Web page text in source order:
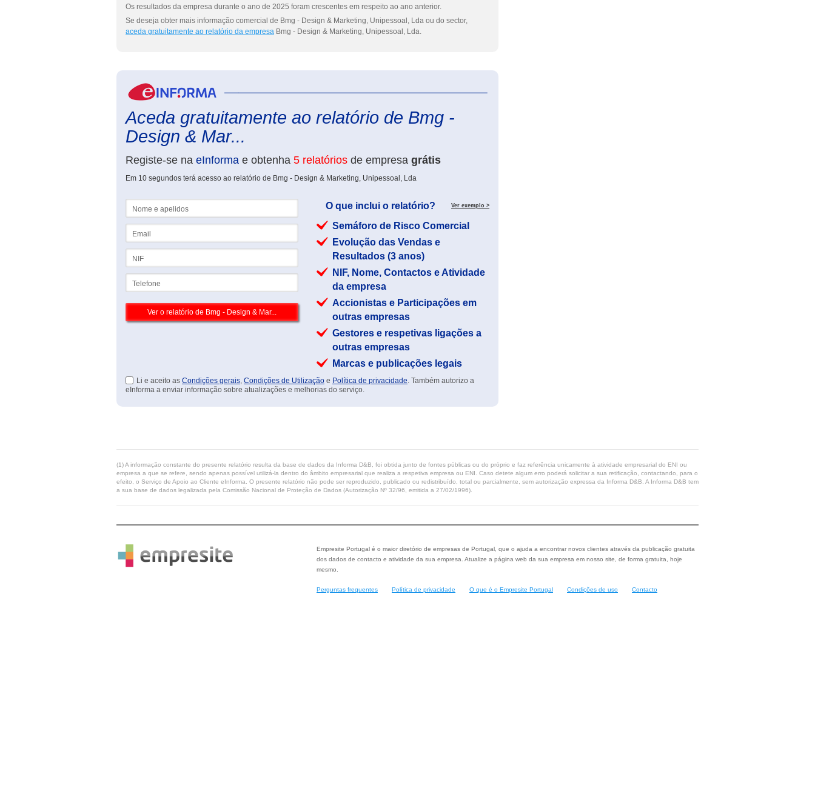
Os resultados da empresa durante o ano de 2025 foram crescentes em respeito ao ano anterior.
Se deseja obter mais informação comercial de Bmg - Design & Marketing, Unipessoal, Lda ou do sector,
aceda gratuitamente ao relatório da empresa Bmg - Design & Marketing, Unipessoal, Lda.
Aceda gratuitamente ao relatório de Bmg -
Design & Mar...
Registe-se na eInforma e obtenha 5 relatórios de empresa grátis
Em 10 segundos terá acesso ao relatório de Bmg - Design & Marketing, Unipessoal, Lda
O que inclui o relatório? Ver exemplo >
Semáforo de Risco Comercial
Evolução das Vendas e
Resultados (3 anos)
NIF, Nome, Contactos e Atividade
da empresa
Accionistas e Participações em
outras empresas
Gestores e respetivas ligações a
outras empresas
Marcas e publicações legais
Li e aceito as Condições gerais, Condições de Utilização e Política de privacidade. Também autorizo a
eInforma a enviar informação sobre atualizações e melhorias do serviço.
(1) A informação constante do presente relatório resulta da base de dados da Informa D&B, foi obtida junto de fontes públicas ou do próprio e faz referência unicamente à atividade empresarial do ENI ou
empresa a que se refere, sendo apenas possível utilizá-la dentro do âmbito empresarial que realiza a respetiva empresa ou ENI. Caso detete algum erro poderá solicitar a sua retificação, contactando, para o
efeito, o Serviço de Apoio ao Cliente eInforma. O presente relatório não pode ser reproduzido, publicado ou redistribuído, total ou parcialmente, sem autorização expressa da Informa D&B. A Informa D&B tem
a sua base de dados legalizada pela Comissão Nacional de Proteção de Dados (Autorização Nº 32/96, emitida a 27/02/1996).
Empresite Portugal é o maior diretório de empresas de Portugal, que o ajuda a encontrar novos clientes através da publicação gratuita
dos dados de contacto e atividade da sua empresa. Atualize a página web da sua empresa em nosso site, de forma gratuita, hoje
mesmo.
Perguntas frequentes Política de privacidade O que é o Empresite Portugal Condições de uso Contacto